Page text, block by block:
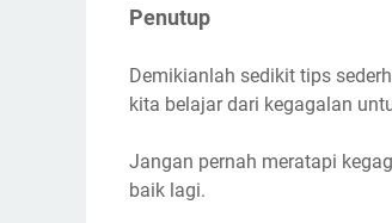
Penutup
Demikianlah sedikit tips
kita belajar dari kegagalan
Jangan pernah meratapi
baik lagi.